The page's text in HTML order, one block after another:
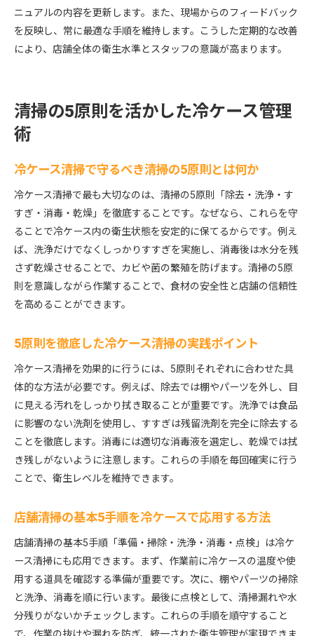
ニュアルの内容を更新します。また、現場からのフィードバック
を反映し、常に最適な手順を維持します。こうした定期的な改善
により、店舗全体の衛生水準とスタッフの意識が高まります。
清掃の5原則を活かした冷ケース管理
術
冷ケース清掃で守るべき清掃の5原則とは何か
冷ケース清掃で最も大切なのは、清掃の5原則「除去・洗浄・す
すぎ・消毒・乾燥」を徹底することです。なぜなら、これらを守
ることで冷ケース内の衛生状態を安定的に保てるからです。例え
ば、洗浄だけでなくしっかりすすぎを実施し、消毒後は水分を残
さず乾燥させることで、カビや菌の繁殖を防げます。清掃の5原
則を意識しながら作業することで、食材の安全性と店舗の信頼性
を高めることができます。
5原則を徹底した冷ケース清掃の実践ポイント
冷ケース清掃を効果的に行うには、5原則それぞれに合わせた具
体的な方法が必要です。例えば、除去では棚やパーツを外し、目
に見える汚れをしっかり拭き取ることが重要です。洗浄では食品
に影響のない洗剤を使用し、すすぎは残留洗剤を完全に除去する
ことを徹底します。消毒には適切な消毒液を選定し、乾燥では拭
き残しがないように注意します。これらの手順を毎回確実に行う
ことで、衛生レベルを維持できます。
店舗清掃の基本5手順を冷ケースで応用する方法
店舗清掃の基本5手順「準備・掃除・洗浄・消毒・点検」は冷ケ
ース清掃にも応用できます。まず、作業前に冷ケースの温度や使
用する道具を確認する準備が重要です。次に、棚やパーツの掃除
と洗浄、消毒を順に行います。最後に点検として、清掃漏れや水
分残りがないかチェックします。これらの手順を順守すること